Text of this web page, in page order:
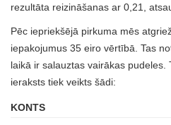
rezultāta reizināšanas ar 0,21,
Pēc iepriekšējā pirkuma mēs
iepakojumus 35 eiro vērtībā. Tas
laikā ir salauztas vairākas
ieraksts tiek veikts šādi:
KONTS